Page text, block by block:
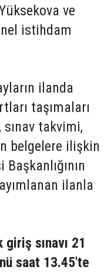
ve
istihdam
ilanda
taşımaları
takvimi,
belgelere ilişkin
ilanla
sınavı 21
saat 13.45'te